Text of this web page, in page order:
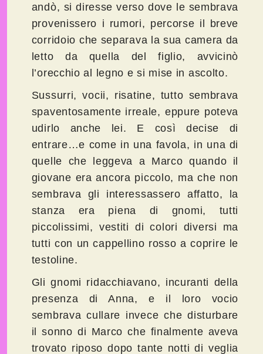
andò, si diresse verso dove le sembrava
provenissero i rumori, percorse il breve
corridoio che separava la sua camera da
letto da quella del figlio, avvicinò
l’orecchio al legno e si mise in ascolto.
Sussurri, vocii, risatine, tutto sembrava
spaventosamente irreale, eppure poteva
udirlo anche lei. E così decise di
entrare…e come in una favola, in una di
quelle che leggeva a Marco quando il
giovane era ancora piccolo, ma che non
sembrava gli interessassero affatto, la
stanza era piena di gnomi, tutti
piccolissimi, vestiti di colori diversi ma
tutti con un cappellino rosso a coprire le
testoline.
Gli gnomi ridacchiavano, incuranti della
presenza di Anna, e il loro vocio
sembrava cullare invece che disturbare
il sonno di Marco che finalmente aveva
trovato riposo dopo tante notti di veglia